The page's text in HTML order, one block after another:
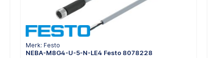
Merk: Festo
NEBA-M8G4-U-5-N-LE4 Festo 8078228